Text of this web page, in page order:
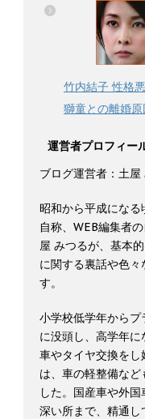
竹内結子 性格
獅童との離婚原
運営者プロフィー
ブログ運営者：土屋
昭和から平成になる
自称、WEB編集者
屋 みつるが、基本
に関する裏話や色々
す。
小学校低学年から
に没頭し、高学年
車やタイヤ交換を
は、車の軽整備など
した。国産車や外
深い所まで、精通し